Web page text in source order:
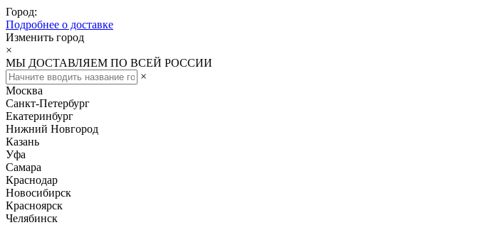
Город:
Подробнее о доставке
Изменить город
×
МЫ ДОСТАВЛЯЕМ ПО ВСЕЙ РОССИИ
×
Москва
Санкт-Петербург
Екатеринбург
Нижний Новгород
Казань
Уфа
Самара
Краснодар
Новосибирск
Красноярск
Челябинск